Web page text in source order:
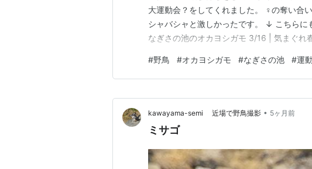
大運動会？をしてくれました。 ♀の奪い合
シャバシャと激しかったです。 ↓ こちらに
なぎさの池のオカヨシガモ 3/16 | 気まぐれ
#野鳥 #オカヨシガモ #なぎさの池 #運
kawayama-semi 近場で野鳥撮影 • 5ヶ月前
ミサゴ